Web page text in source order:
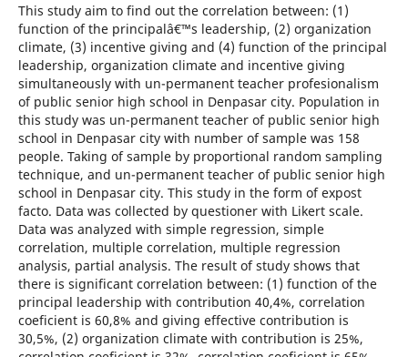
This study aim to find out the correlation between: (1)
function of the principalâ€™s leadership, (2) organization
climate, (3) incentive giving and (4) function of the principal
leadership, organization climate and incentive giving
simultaneously with un-permanent teacher profesionalism
of public senior high school in Denpasar city. Population in
this study was un-permanent teacher of public senior high
school in Denpasar city with number of sample was 158
people. Taking of sample by proportional random sampling
technique, and un-permanent teacher of public senior high
school in Denpasar city. This study in the form of expost
facto. Data was collected by questioner with Likert scale.
Data was analyzed with simple regression, simple
correlation, multiple correlation, multiple regression
analysis, partial analysis. The result of study shows that
there is significant correlation between: (1) function of the
principal leadership with contribution 40,4%, correlation
coeficient is 60,8% and giving effective contribution is
30,5%, (2) organization climate with contribution is 25%,